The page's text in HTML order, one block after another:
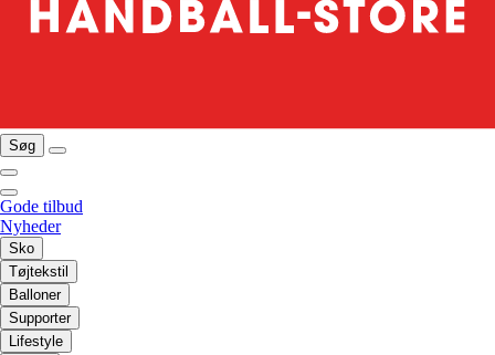
Søg
Gode tilbud
Nyheder
Sko
Tøjtekstil
Balloner
Supporter
Lifestyle